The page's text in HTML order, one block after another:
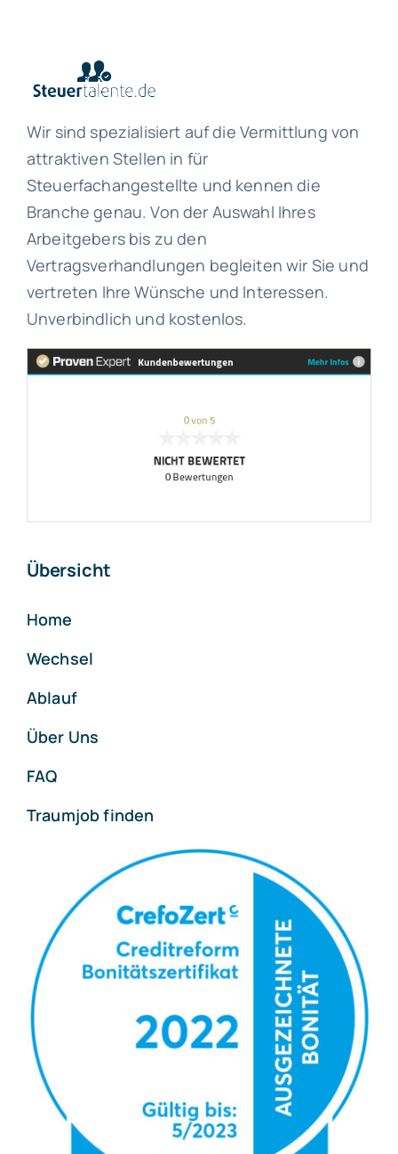
Wir sind spezialisiert auf die Vermittlung von
attraktiven Stellen in für
Steuerfachangestellte und kennen die
Branche genau. Von der Auswahl Ihres
Arbeitgebers bis zu den
Vertragsverhandlungen begleiten wir Sie und
vertreten Ihre Wünsche und Interessen.
Unverbindlich und kostenlos.
Übersicht
Home
Wechsel
Ablauf
Über Uns
FAQ
Traumjob finden